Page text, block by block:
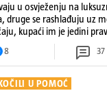
u osvježenju na
druge se rashlađuju uz
kupaći im je jedini
8 37
U POMOĆ